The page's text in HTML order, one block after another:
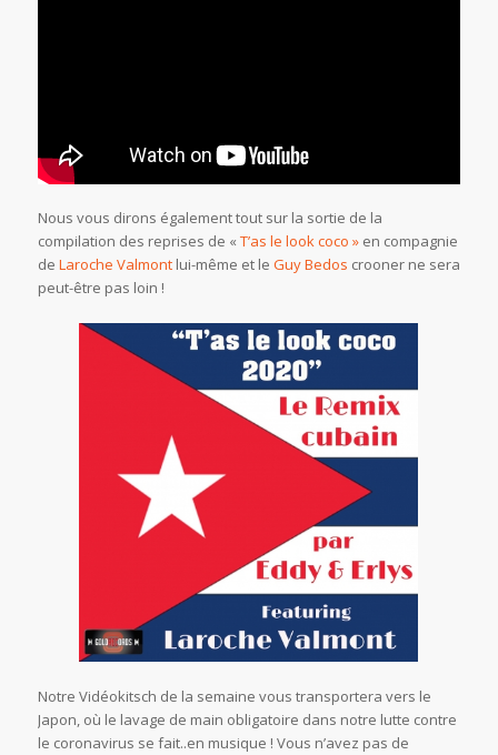
Nous vous dirons également tout sur la sortie de la
compilation des reprises de «T’as le look coco »en compagnie
de Laroche Valmontlui-même et le Guy Bedos crooner ne sera
peut-être pas loin !
Notre Vidéokitsch de la semaine vous transportera vers le
Japon, où le lavage de main obligatoire dans notre lutte contre
le coronavirus se fait..en musique ! Vous n’avez pas de